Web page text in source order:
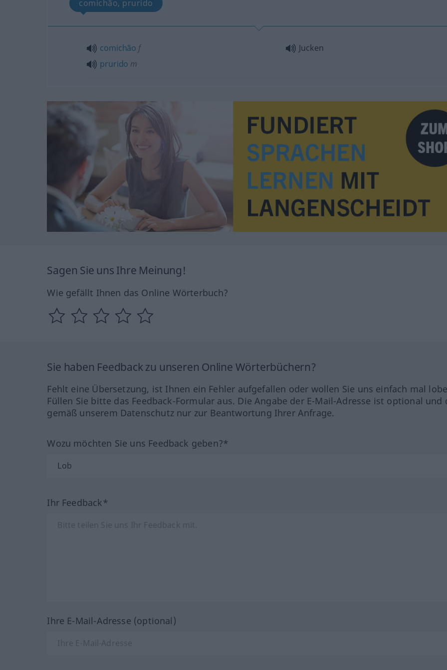
comichão, prurido
comichão f
prurido m
Jucken
Sagen Sie uns Ihre Meinung!
Wie gefällt Ihnen das Online Wörterbuch?
Sie haben Feedback zu unseren Online Wörterbüchern?
Fehlt eine Übersetzung, ist Ihnen ein Fehler aufgefallen oder wollen Sie uns einfach mal
Füllen Sie bitte das Feedback-Formular aus. Die Angabe der E-Mail-Adresse ist optional und
gemäß unserem Datenschutz nur zur Beantwortung Ihrer Anfrage.
Wozu möchten Sie uns Feedback geben?*
Ihr Feedback*
Ihre E-Mail-Adresse (optional)